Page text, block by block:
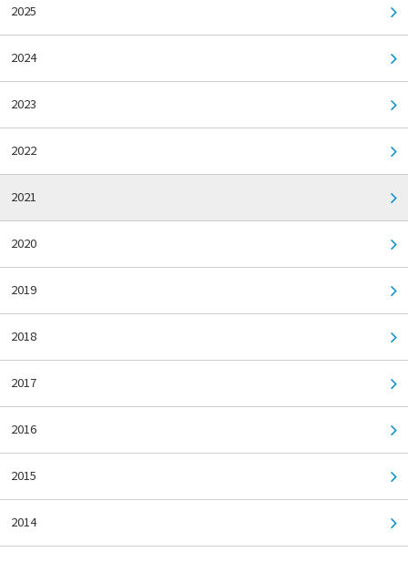
2025
2024
2023
2022
2021
2020
2019
2018
2017
2016
2015
2014